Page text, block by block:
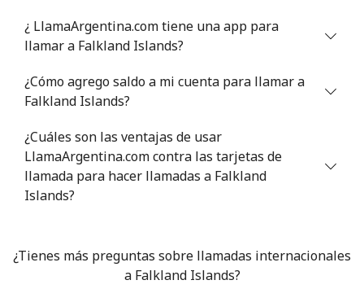
¿ LlamaArgentina.com tiene una app para
llamar a Falkland Islands?
¿Cómo agrego saldo a mi cuenta para llamar a
Falkland Islands?
¿Cuáles son las ventajas de usar
LlamaArgentina.com contra las tarjetas de
llamada para hacer llamadas a Falkland
Islands?
¿Tienes más preguntas sobre llamadas internacionales
a Falkland Islands?